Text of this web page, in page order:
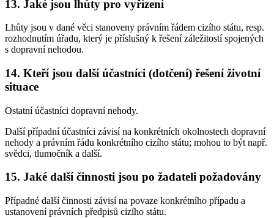
13. Jaké jsou lhůty pro vyřízení
Lhůty jsou v dané věci stanoveny právním řádem cizího státu, resp.
rozhodnutím úřadu, který je příslušný k řešení záležitostí spojených
s dopravní nehodou.
14. Kteří jsou další účastníci (dotčení) řešení životní
situace
Ostatní účastníci dopravní nehody.
Další případní účastníci závisí na konkrétních okolnostech dopravní
nehody a právním řádu konkrétního cizího státu; mohou to být např.
svědci, tlumočník a další.
15. Jaké další činnosti jsou po žadateli požadovány
Případné další činnosti závisí na povaze konkrétního případu a
ustanovení právních předpisů cizího státu.